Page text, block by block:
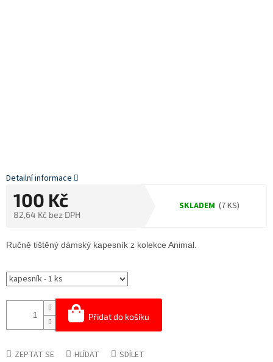
100 Kč
82,64 Kč bez DPH
SKLADEM (7 KS)
Přidat do košíku
Ručně tištěný dámský kapesník z kolekce Animal.
Detailní informace
ZEPTAT SE HLÍDAT SDÍLET